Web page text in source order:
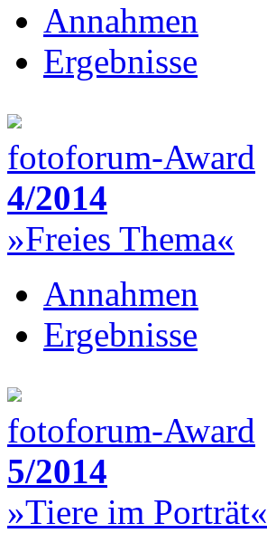
Annahmen
Ergebnisse
fotoforum-Award
4/2014
»Freies Thema«
Annahmen
Ergebnisse
fotoforum-Award
5/2014
»Tiere im Porträt«